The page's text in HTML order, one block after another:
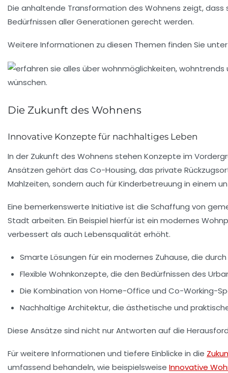
Die anhaltende Transformation des Wohnens zeigt, dass
Bedürfnissen aller Generationen gerecht werden.
Weitere Informationen zu diesen Themen finden Sie
Die Zukunft des Wohnens
Innovative Konzepte für nachhaltiges Leben
In der Zukunft des Wohnens stehen Konzepte im
Ansätzen gehört das Co-Housing, das private
Mahlzeiten, sondern auch fürKinderbetreuung in einem
Eine bemerkenswerte Initiative ist die Schaffung von
Stadt arbeiten. Ein Beispiel hierfür ist ein modernes
verbessert als auch Lebensqualität erhöht.
Smarte Lösungen für ein modernes Zuhause, die
Flexible Wohnkonzepte, die den Bedürfnissen des
Die Kombination von Home-Office und Co-Working-
Nachhaltige Architektur, die ästhetische und
Diese Ansätze sind nicht nur Antworten auf die
Für weitere Informationen und tiefere Einblicke in die
umfassend behandeln, wie beispielsweise Innovative